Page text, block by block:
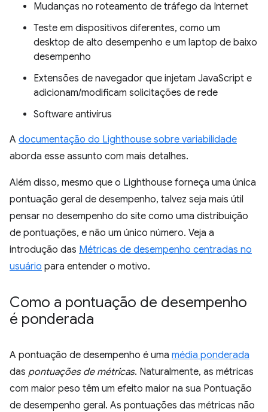
Mudanças no roteamento de tráfego da Internet
Teste em dispositivos diferentes, como um
desktop de alto desempenho e um laptop de baixo
desempenho
Extensões de navegador que injetam JavaScript e
adicionam/modificam solicitações de rede
Software antivírus
A documentação do Lighthouse sobre variabilidade
aborda esse assunto com mais detalhes.
Além disso, mesmo que o Lighthouse forneça uma única
pontuação geral de desempenho, talvez seja mais útil
pensar no desempenho do site como uma distribuição
de pontuações, e não um único número. Veja a
introdução das Métricas de desempenho centradas no
usuário para entender o motivo.
Como a pontuação de desempenho
é ponderada
A pontuação de desempenho é uma média ponderada
das pontuações de métricas. Naturalmente, as métricas
com maior peso têm um efeito maior na sua Pontuação
de desempenho geral. As pontuações das métricas não